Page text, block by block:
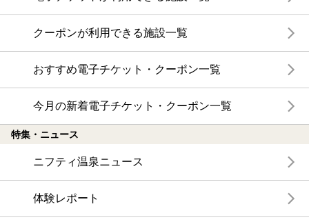
クーポンが利用できる施設一覧
おすすめ電子チケット・クーポン一覧
今月の新着電子チケット・クーポン一覧
特集・ニュース
ニフティ温泉ニュース
体験レポート